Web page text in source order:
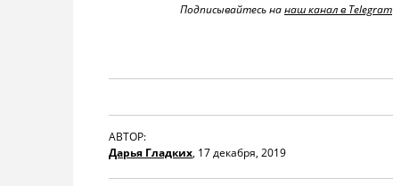
Подписывайтесь нанаш канал в Telegram
АВТОР:
Дарья Гладких, 17 декабря, 2019